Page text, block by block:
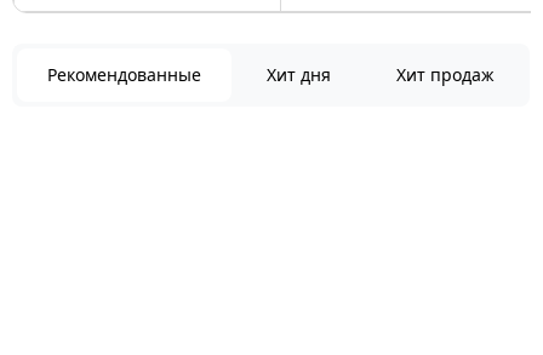
Рекомендованные Хит дня Хит продаж